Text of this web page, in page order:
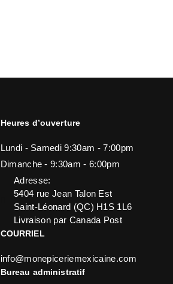
Heures d’ouverture
Lundi - Samedi 9:30am - 7:00pm
Dimanche - 9:30am - 6:00pm
Adresse:
5404 rue Jean Talon Est
Saint-Léonard (QC) H1S 1L6
Livraison par Canada Post
COURRIEL
info@monepiceriemexicaine.com
Bureau administratif